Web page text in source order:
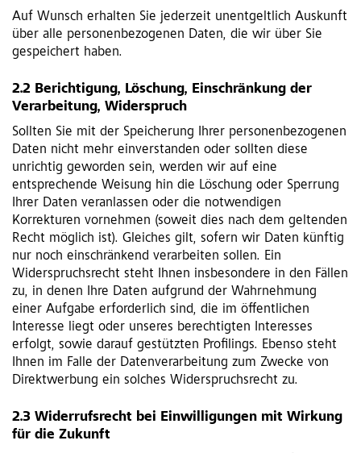
Auf Wunsch erhalten Sie jederzeit unentgeltlich Auskunft
über alle personenbezogenen Daten, die wir über Sie
gespeichert haben.
2.2 Berichtigung, Löschung, Einschränkung der
Verarbeitung, Widerspruch
Sollten Sie mit der Speicherung Ihrer personenbezogenen
Daten nicht mehr einverstanden oder sollten diese
unrichtig geworden sein, werden wir auf eine
entsprechende Weisung hin die Löschung oder Sperrung
Ihrer Daten veranlassen oder die notwendigen
Korrekturen vornehmen (soweit dies nach dem geltenden
Recht möglich ist). Gleiches gilt, sofern wir Daten künftig
nur noch einschränkend verarbeiten sollen. Ein
Widerspruchsrecht steht Ihnen insbesondere in den Fällen
zu, in denen Ihre Daten aufgrund der Wahrnehmung
einer Aufgabe erforderlich sind, die im öffentlichen
Interesse liegt oder unseres berechtigten Interesses
erfolgt, sowie darauf gestützten Profilings. Ebenso steht
Ihnen im Falle der Datenverarbeitung zum Zwecke von
Direktwerbung ein solches Widerspruchsrecht zu.
2.3 Widerrufsrecht bei Einwilligungen mit Wirkung
für die Zukunft